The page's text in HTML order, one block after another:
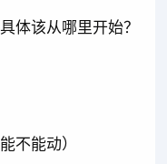
体该从哪里开始？
不能动）